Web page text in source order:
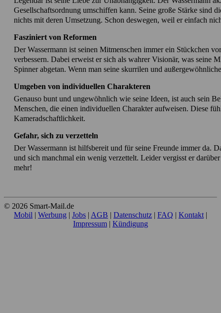
Gesellschaftsordnung umschiffen kann. Seine große Stärke sind
nichts mit deren Umsetzung. Schon deswegen, weil er einfach
Fasziniert von Reformen
Der Wassermann ist seinen Mitmenschen immer ein Stückchen
verbessern. Dabei erweist er sich als wahrer Visionär, was seine
Spinner abgetan. Wenn man seine skurrilen und
Umgeben von individuellen Charakteren
Genauso bunt und ungewöhnlich wie seine Ideen, ist auch sein
Menschen, die einen individuellen Charakter aufweisen. Diese
Kameradschaftlichkeit.
Gefahr, sich zu verzetteln
Der Wassermann ist hilfsbereit und für seine Freunde immer da.
und sich manchmal ein wenig verzettelt. Leider vergisst er
mehr!
© 2026 Smart-Mail.de
Mobil | Werbung | Jobs | AGB | Datenschutz | FAQ | Kontakt |
Impressum | Kündigung